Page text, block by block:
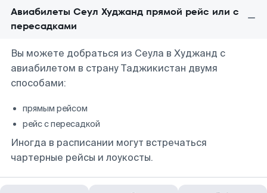
Авиабилеты Сеул Худжанд прямой рейс или с
пересадками
Вы можете добраться из Сеула в Худжанд с
авиабилетом в страну Таджикистан двумя
способами:
прямым рейсом
рейс с пересадкой
Иногда в расписании могут встречаться
чартерные рейсы и лоукосты.